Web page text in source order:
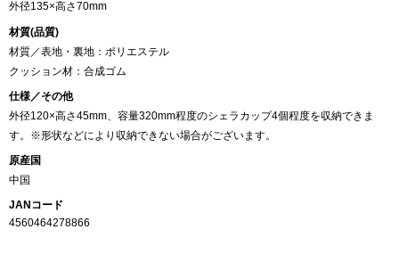
外径135×高さ70mm
材質(品質)
材質／表地・裏地：ポリエステル
クッション材：合成ゴム
仕様／その他
外径120×高さ45mm、容量320mm程度のシェラカップ4個程度を収納できま
す。※形状などにより収納できない場合がございます。
原産国
中国
JANコード
4560464278866